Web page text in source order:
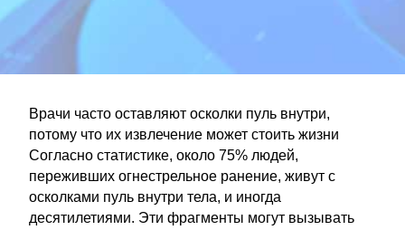
Врачи часто оставляют осколки пуль внутри,
потому что их извлечение может стоить жизни
Согласно статистике, около 75% людей,
переживших огнестрельное ранение, живут с
осколками пуль внутри тела, и иногда
десятилетиями. Эти фрагменты могут вызывать